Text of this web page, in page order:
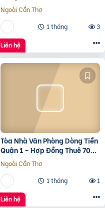
Ngoài Cần Thơ
1 tháng
3
Liên hệ
Tòa Nhà Văn Phòng Dòng Tiền
Quận 1 – Hợp Đồng Thuê 700
Triệu/Tháng – 490 Tỷ
Ngoài Cần Thơ
1 tháng
1
Liên hệ